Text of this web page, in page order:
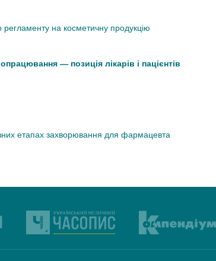
на косметичну продукцію
— позиція лікарів і пацієнтів
етапах захворювання для фармацевта